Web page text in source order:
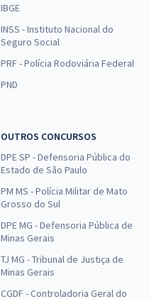
IBGE
INSS - Instituto Nacional do
Seguro Social
PRF - Polícia Rodoviária Federal
PND
OUTROS CONCURSOS
DPE SP - Defensoria Pública do
Estado de São Paulo
PM MS - Polícia Militar de Mato
Grosso do Sul
DPE MG - Defensoria Pública de
Minas Gerais
TJ MG - Tribunal de Justiça de
Minas Gerais
CGDF - Controladoria Geral do